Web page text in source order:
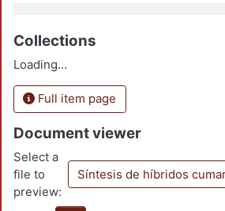
Collections
Loading...
Full item page
Document viewer
Select a
file to
preview:
Síntesis de híbridos